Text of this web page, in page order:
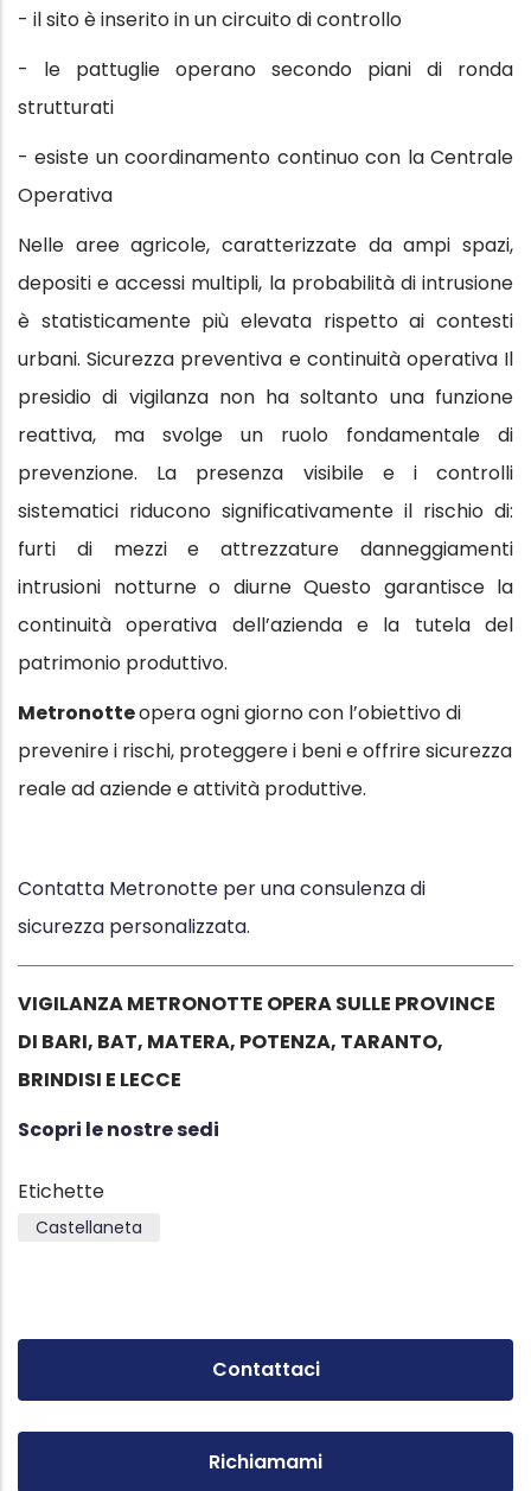
- il sito è inserito in un circuito di controllo
- le pattuglie operano secondo piani di ronda
strutturati
- esiste un coordinamento continuo con la Centrale
Operativa
Nelle aree agricole, caratterizzate da ampi spazi,
depositi e accessi multipli, la probabilità di intrusione
è statisticamente più elevata rispetto ai contesti
urbani. Sicurezza preventiva e continuità operativa Il
presidio di vigilanza non ha soltanto una funzione
reattiva, ma svolge un ruolo fondamentale di
prevenzione. La presenza visibile e i controlli
sistematici riducono significativamente il rischio di:
furti di mezzi e attrezzature danneggiamenti
intrusioni notturne o diurne Questo garantisce la
continuità operativa dell’azienda e la tutela del
patrimonio produttivo.
Metronotteopera ogni giorno con l’obiettivo di
prevenire i rischi, proteggere i beni e offrire sicurezza
reale ad aziende e attività produttive.
Contatta Metronotte per una consulenza di
sicurezza personalizzata.
VIGILANZA METRONOTTE OPERA SULLE PROVINCE
DI BARI, BAT, MATERA, POTENZA, TARANTO,
BRINDISI E LECCE
Scopri le nostre sedi
Etichette
Castellaneta
Contattaci
Richiamami